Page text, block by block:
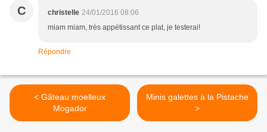
C christelle 24/01/2016 08:06
miam miam, très appétissant ce plat, je testerai!
Répondre
< Gâteau moelleux
Mogador
Minis galettes à la Pistache
>